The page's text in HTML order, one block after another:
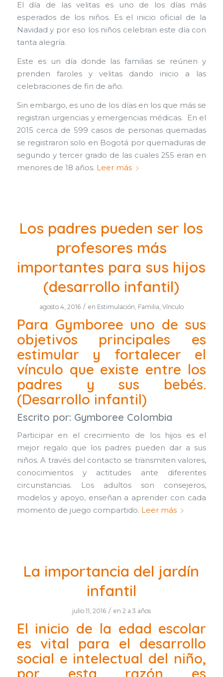
El día de las velitas es uno de los días más
esperados de los niños. Es el inicio oficial de la
Navidad y por eso los niños celebran este día con
tanta alegría.
Este es un día donde las familias se reúnen y
prenden faroles y velitas dando inicio a las
celebraciones de fin de año.
Sin embargo, es uno de los días en los que más se
registran urgencias y emergencias médicas. En el
2015 cerca de 599 casos de personas quemadas
se registraron solo en Bogotá por quemaduras de
segundo y tercer grado de las cuales 255 eran en
menores de 18 años. Leer más
Los padres pueden ser los
profesores más
importantes para sus hijos
(desarrollo infantil)
agosto 4, 2016 / en Estimulación, Familia, Vínculo
Para Gymboree uno de sus
objetivos principales es
estimular y fortalecer el
vínculo que existe entre los
padres y sus bebés.
(Desarrollo infantil)
Escrito por: Gymboree Colombia
Participar en el crecimiento de los hijos es el
mejor regalo que los padres pueden dar a sus
niños. A través del contacto se transmiten valores,
conocimientos y actitudes ante diferentes
circunstancias. Los adultos son consejeros,
modelos y apoyo, enseñan a aprender con cada
momento de juego compartido. Leer más
La importancia del jardín
infantil
julio 11, 2016 / en 2 a 3 años
El inicio de la edad escolar
es vital para el desarrollo
social e intelectual del niño,
por esta razón es